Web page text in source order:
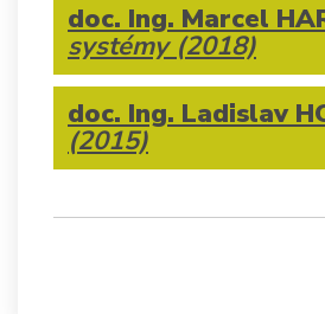
doc. Ing. Marcel
systémy (2018)
doc. Ing. Ladislav
(2015)